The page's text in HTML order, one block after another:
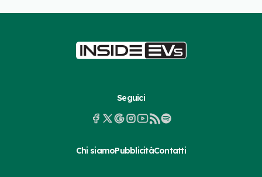
Seguici
Chi siamoPubblicitàContatti